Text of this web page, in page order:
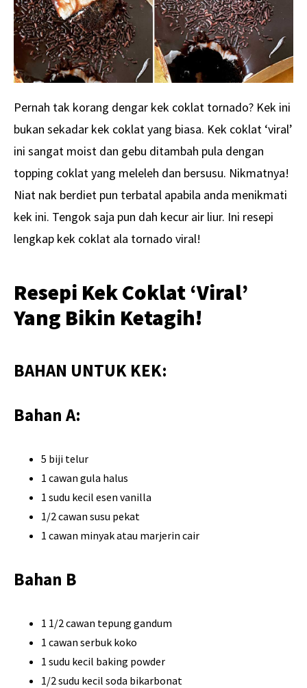
Pernah tak korang dengar kek coklat tornado? Kek ini
bukan sekadar kek coklat yang biasa. Kek coklat ‘viral’
ini sangat moist dan gebu ditambah pula dengan
topping coklat yang meleleh dan bersusu. Nikmatnya!
Niat nak berdiet pun terbatal apabila anda menikmati
kek ini. Tengok saja pun dah kecur air liur. Ini resepi
lengkap kek coklat ala tornado viral!
Resepi Kek Coklat ‘Viral’
Yang Bikin Ketagih!
BAHAN UNTUK KEK:
Bahan A:
5 biji telur
1 cawan gula halus
1 sudu kecil esen vanilla
1/2 cawan susu pekat
1 cawan minyak atau marjerin cair
Bahan B
1 1/2 cawan tepung gandum
1 cawan serbuk koko
1 sudu kecil baking powder
1/2 sudu kecil soda bikarbonat